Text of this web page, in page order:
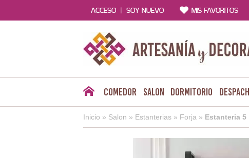
ACCESO | SOY NUEVO MIS FAVORITOS
Comedor Salon Dormitorio
Inicio » Salon » Estanterias » Forja » Estanteria